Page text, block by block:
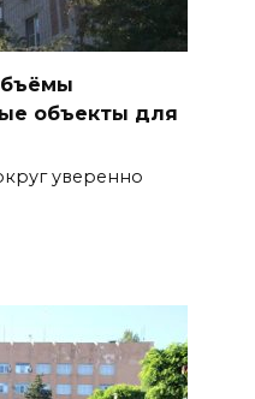
объекты для
уверенно